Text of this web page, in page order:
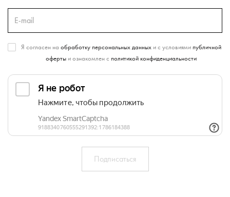
Я согласен на обработку персональных данныхи с условиями публичной
офертыи ознакомлен с политикой конфиденциальности